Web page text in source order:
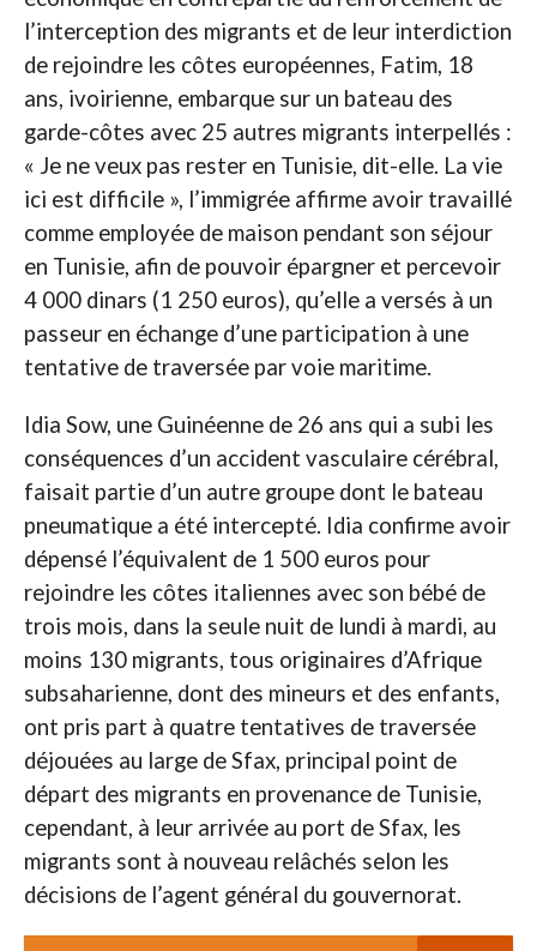
l’interception des migrants et de leur interdiction
de rejoindre les côtes européennes, Fatim, 18
ans, ivoirienne, embarque sur un bateau des
garde-côtes avec 25 autres migrants interpellés :
« Je ne veux pas rester en Tunisie, dit-elle. La vie
ici est difficile », l’immigrée affirme avoir travaillé
comme employée de maison pendant son séjour
en Tunisie, afin de pouvoir épargner et percevoir
4 000 dinars (1 250 euros), qu’elle a versés à un
passeur en échange d’une participation à une
tentative de traversée par voie maritime.
Idia Sow, une Guinéenne de 26 ans qui a subi les
conséquences d’un accident vasculaire cérébral,
faisait partie d’un autre groupe dont le bateau
pneumatique a été intercepté. Idia confirme avoir
dépensé l’équivalent de 1 500 euros pour
rejoindre les côtes italiennes avec son bébé de
trois mois, dans la seule nuit de lundi à mardi, au
moins 130 migrants, tous originaires d’Afrique
subsaharienne, dont des mineurs et des enfants,
ont pris part à quatre tentatives de traversée
déjouées au large de Sfax, principal point de
départ des migrants en provenance de Tunisie,
cependant, à leur arrivée au port de Sfax, les
migrants sont à nouveau relâchés selon les
décisions de l’agent général du gouvernorat.